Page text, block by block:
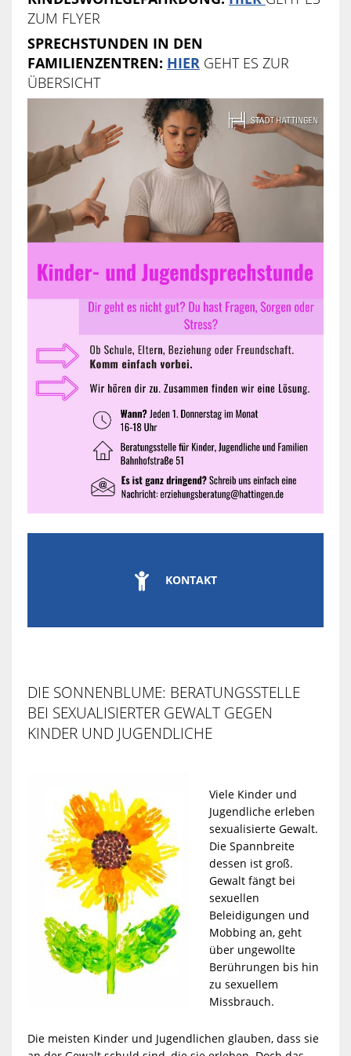
ZUM FLYER
SPRECHSTUNDEN IN DEN
FAMILIENZENTREN: HIERGEHT ES ZUR
ÜBERSICHT
 KONTAKT
DIE SONNENBLUME: BERATUNGSSTELLE
BEI SEXUALISIERTER GEWALT GEGEN
KINDER UND JUGENDLICHE
Viele Kinder und
Jugendliche erleben
sexualisierte Gewalt.
Die Spannbreite
dessen ist groß.
Gewalt fängt bei
sexuellen
Beleidigungen und
Mobbing an, geht
über ungewollte
Berührungen bis hin
zu sexuellem
Missbrauch.
Die meisten Kinder und Jugendlichen glauben, dass sie